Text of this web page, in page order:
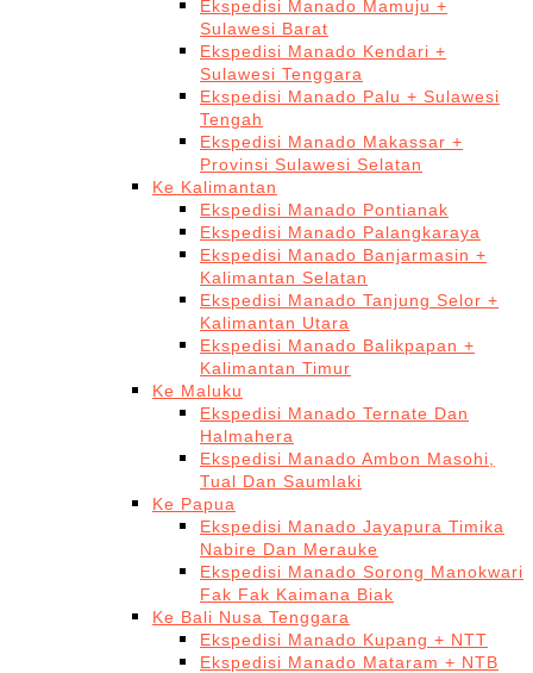
Ekspedisi Manado Mamuju +
Sulawesi Barat
Ekspedisi Manado Kendari +
Sulawesi Tenggara
Ekspedisi Manado Palu + Sulawesi
Tengah
Ekspedisi Manado Makassar +
Provinsi Sulawesi Selatan
Ke Kalimantan
Ekspedisi Manado Pontianak
Ekspedisi Manado Palangkaraya
Ekspedisi Manado Banjarmasin +
Kalimantan Selatan
Ekspedisi Manado Tanjung Selor +
Kalimantan Utara
Ekspedisi Manado Balikpapan +
Kalimantan Timur
Ke Maluku
Ekspedisi Manado Ternate Dan
Halmahera
Ekspedisi Manado Ambon Masohi,
Tual Dan Saumlaki
Ke Papua
Ekspedisi Manado Jayapura Timika
Nabire Dan Merauke
Ekspedisi Manado Sorong Manokwari
Fak Fak Kaimana Biak
Ke Bali Nusa Tenggara
Ekspedisi Manado Kupang + NTT
Ekspedisi Manado Mataram + NTB